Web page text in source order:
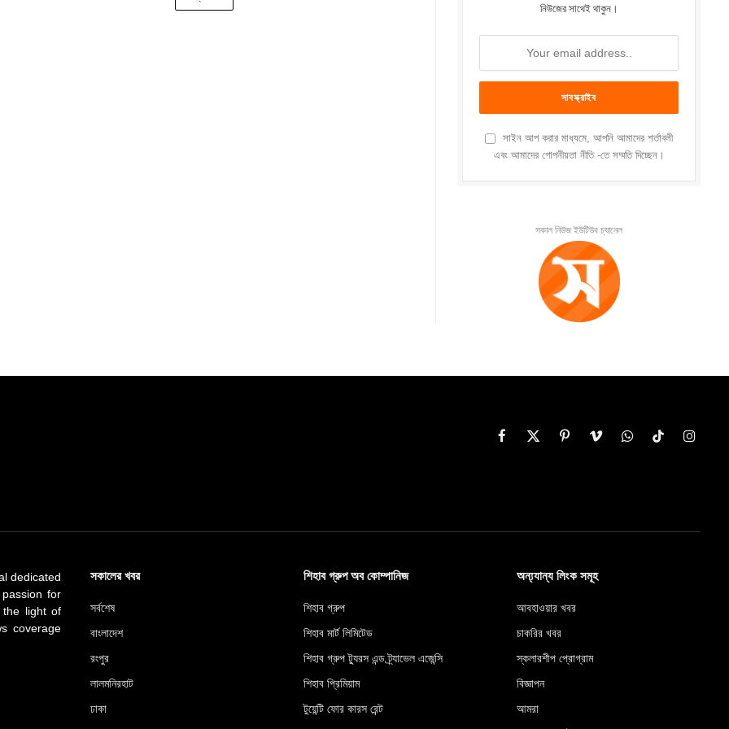
নিউজের সাথেই থাকুন।
সাইন আপ করার মাধ্যমে, আপনি আমাদের শর্তাবলী
এবং আমাদের গোপনীয়তা নীতি -তে সম্মতি দিচ্ছেন।
সকাল নিউজ ইউটিউব চ্যানেল
Facebook
X
PinterestVimeoWhatsAppTikTok
dedicated
for
the light of
coverage
সকালের খবর
সর্বশেষ
বাংলাদেশ
রংপুর
লালমনিরহাট
ঢাকা
শিহাব গ্রুপ অব কোম্পানিজ
শিহাব গ্রুপ
শিহাব মার্ট লিমিটেড
শিহাব গ্রুপ ট্যুরস এন্ড ট্র্যাভেল এজেন্সি
শিহাব প্রিমিয়াম
টুয়েন্টি ফোর কারস রেন্ট
অন্য্যান্য লিংক সমূহ
আবহাওয়ার খবর
চাকরির খবর
স্কলারশীপ প্রোগ্রাম
বিজ্ঞাপন
আমরা